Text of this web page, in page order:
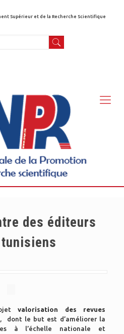
Supérieur et de la Recherche Scientifique
des éditeurs
valorisation des revues
, dont le but est d’améliorer la
à l’échelle nationale et